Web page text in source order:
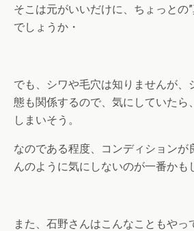
そこは元がいいだけに、ちょっとの
でしょうか・
でも、シワや毛穴は知りませんが、
態も関係するので、気にしていたら
しまいそう。
なのである程度、コンディションが
んのように気にしないのが一番かも
また、石野さんはこんなこともやっ